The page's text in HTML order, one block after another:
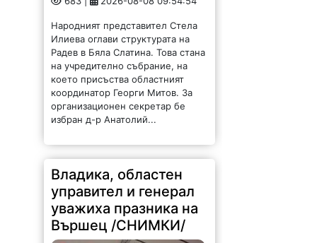
Илиева оглави структурата на
Радев в Бяла Слатина. Това стана
на учредително събрание, на
което присъства областният
координатор Георги Митов. За
организационен секретар бе
избран д-р Анатолий...
Владика, областен
управител и генерал
уважиха празника на
Вършец /СНИМКИ/